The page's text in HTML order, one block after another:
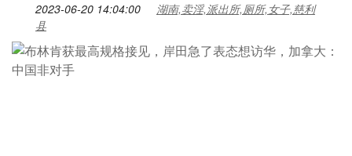
2023-06-20 14:04:00
湖南,卖淫,派出所,厕所,女子,慈利
县